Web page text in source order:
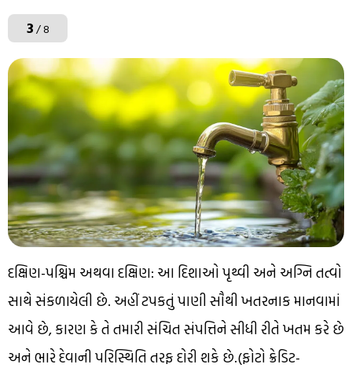
3/ 8
દક્ષિણ-પશ્ચિમ અથવા દક્ષિણ: આ દિશાઓ પૃથ્વી અને અગ્નિ તત્વો
સાથે સંકળાયેલી છે. અહીં ટપકતું પાણી સૌથી ખતરનાક માનવામાં
આવે છે, કારણ કે તે તમારી સંચિત સંપત્તિને સીધી રીતે ખતમ કરે છે
અને ભારે દેવાની પરિસ્થિતિ તરફ દોરી શકે છે.(ફોટો ક્રેડિટ-